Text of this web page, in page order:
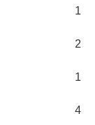
1
2
1
4